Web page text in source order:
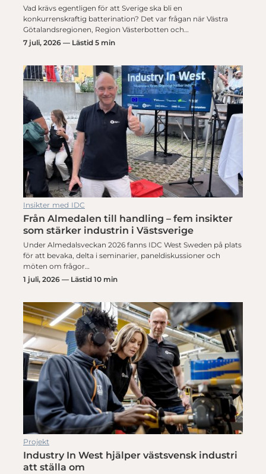
Vad krävs egentligen för att Sverige ska bli en
konkurrenskraftig batterination? Det var frågan när Västra
Götalandsregionen, Region Västerbotten och…
7 juli, 2026 — Lästid 5 min
Insikter med IDC
Från Almedalen till handling – fem insikter
som stärker industrin i Västsverige
Under Almedalsveckan 2026 fanns IDC West Sweden på plats
för att bevaka, delta i seminarier, paneldiskussioner och
möten om frågor…
1 juli, 2026 — Lästid 10 min
Projekt
Industry In West hjälper västsvensk industri
att ställa om